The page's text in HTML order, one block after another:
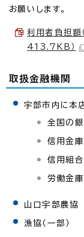
お願いします。
利用者負担額
413.7KB）
取扱金融機関
宇部市内に本
全国の
信用金庫
信用組合
労働金庫
山口宇部農協
漁協（一部）